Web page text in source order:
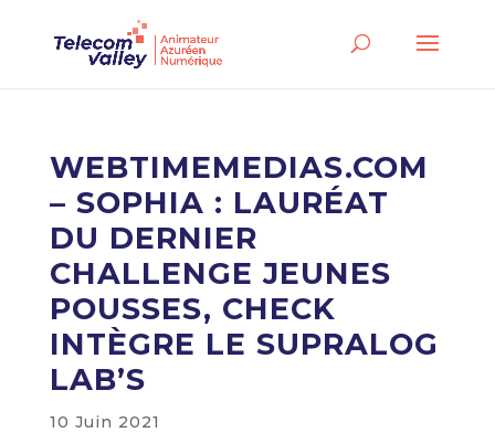
WEBTIMEMEDIAS.COM
– SOPHIA : LAURÉAT
DU DERNIER
CHALLENGE JEUNES
POUSSES, CHECK
INTÈGRE LE SUPRALOG
LAB’S
10 Juin 2021